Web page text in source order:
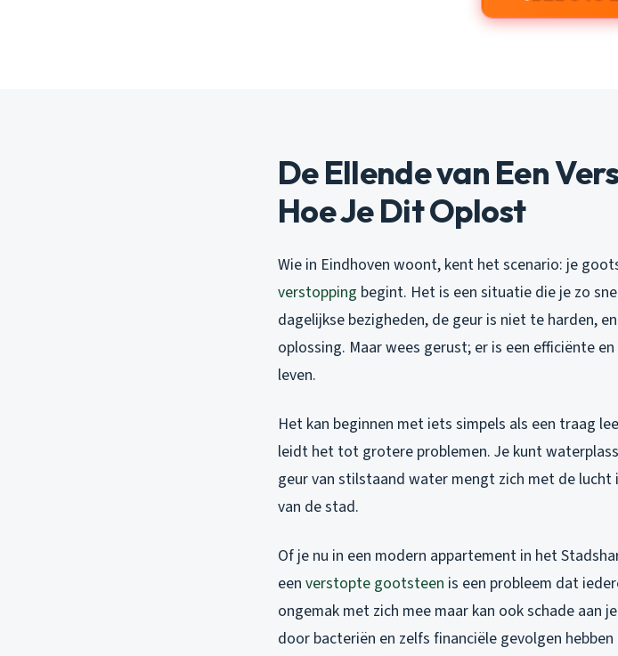
De Ellende van Een
Hoe Je Dit Oplost
Wie in Eindhoven woont, kent het scenario: je
verstopping begint. Het is een situatie die je zo
dagelijkse bezigheden, de geur is niet te harden,
oplossing. Maar wees gerust; er is een efficiënte
leven.
Het kan beginnen met iets simpels als een traag
leidt het tot grotere problemen. Je kunt
geur van stilstaand water mengt zich met de
van de stad.
Of je nu in een modern appartement in het
een verstopte gootsteen is een probleem dat
ongemak met zich mee maar kan ook schade aan
door bacteriën en zelfs financiële gevolgen